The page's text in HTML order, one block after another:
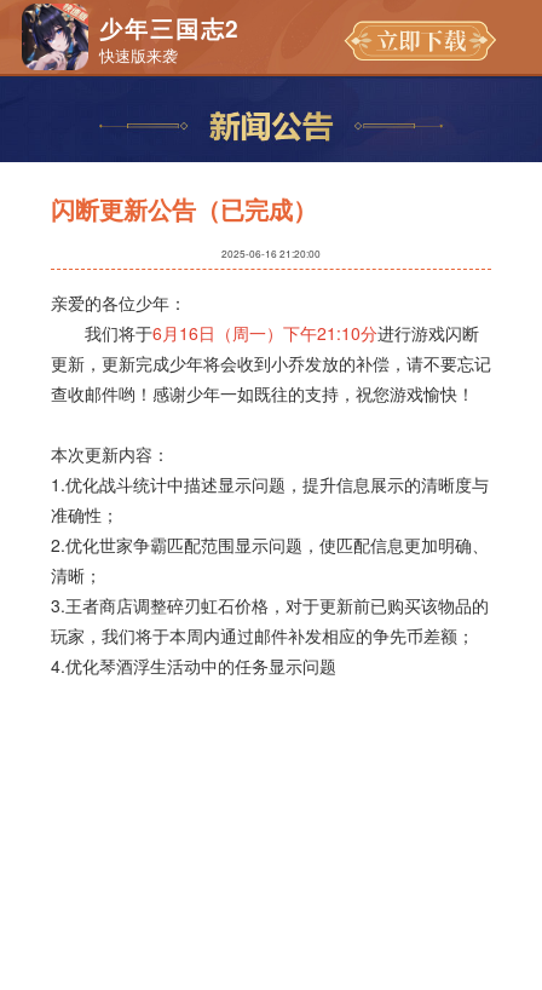
少年三国志2
快速版来袭
闪断更新公告（已完成）
2025-06-16 21:20:00
亲爱的各位少年：
我们将于6月16日（周一）下午21:10分进行游戏闪断
更新，更新完成少年将会收到小乔发放的补偿，请不要忘记
查收邮件哟！感谢少年一如既往的支持，祝您游戏愉快！
本次更新内容：
1.优化战斗统计中描述显示问题，提升信息展示的清晰度与
准确性；
2.优化世家争霸匹配范围显示问题，使匹配信息更加明确、
清晰；
3.王者商店调整碎刃虹石价格，对于更新前已购买该物品的
玩家，我们将于本周内通过邮件补发相应的争先币差额；
4.优化琴酒浮生活动中的任务显示问题